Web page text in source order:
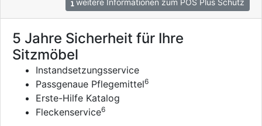
weitere Informationen zum POS Plus Schutz
5 Jahre Sicherheit für Ihre
Sitzmöbel
Instandsetzungsservice
Passgenaue Pflegemittel6
Erste-Hilfe Katalog
Fleckenservice6